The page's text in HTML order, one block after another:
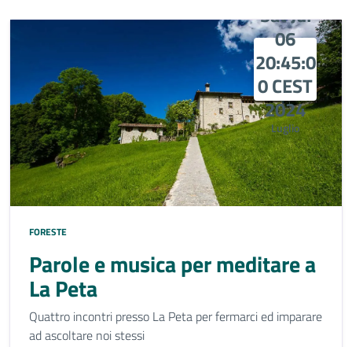
Sat Jul
06
20:45:0
0 CEST
2024
Luglio
FORESTE
Parole e musica per meditare a
La Peta
Quattro incontri presso La Peta per fermarci ed imparare
ad ascoltare noi stessi